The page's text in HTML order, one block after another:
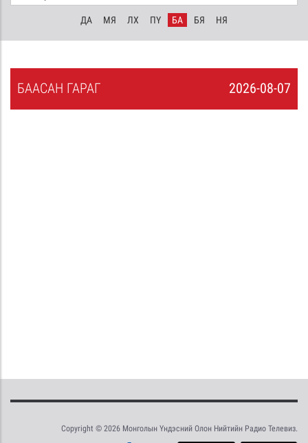
ДА МЯ ЛХ ПҮ БА БЯ НЯ
2026-08-07
БААСАН ГАРАГ
Copyright © 2026 Монголын Үндэсний Олон Нийтийн Радио Телевиз.